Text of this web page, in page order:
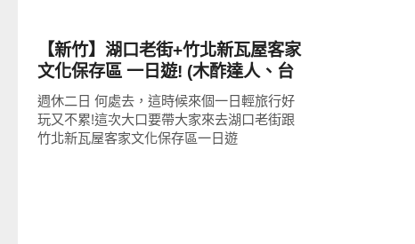
【新竹】湖口老街+竹北新瓦屋客家
文化保存區 一日遊! (木酢達人、台
富行芋香餅、豆之味豆腐坊、百年
歲月創意餐坊、腳踏車芋泥、綠禾
塘、果醬DIY)
週休二日 何處去，這時候來個一日輕旅行好
玩又不累!這次大口要帶大家來去湖口老街跟
竹北新瓦屋客家文化保存區一日遊